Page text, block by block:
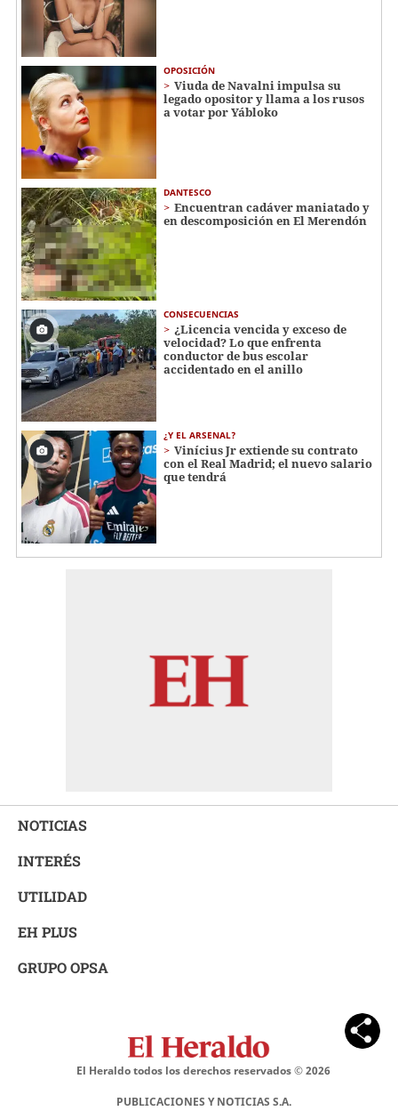
OPOSICIÓN
Viuda de Navalni impulsa su
legado opositor y llama a los rusos
a votar por Yábloko
DANTESCO
Encuentran cadáver maniatado y
en descomposición en El Merendón
CONSECUENCIAS
¿Licencia vencida y exceso de
velocidad? Lo que enfrenta
conductor de bus escolar
accidentado en el anillo
¿Y EL ARSENAL?
Vinícius Jr extiende su contrato
con el Real Madrid; el nuevo salario
que tendrá
NOTICIAS
INTERÉS
UTILIDAD
EH PLUS
GRUPO OPSA
El Heraldo todos los derechos reservados ©2026
PUBLICACIONES Y NOTICIAS S.A.